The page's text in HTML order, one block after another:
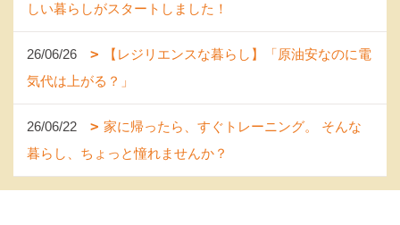
しい暮らしがスタートしました！
26/06/26
【レジリエンスな暮らし】「原油安なのに電
気代は上がる？」
26/06/22
家に帰ったら、すぐトレーニング。 そんな
暮らし、ちょっと憧れませんか？